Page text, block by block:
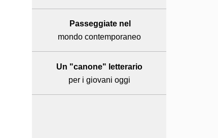
Passeggiate nel
mondo contemporaneo
Un "canone" letterario
per i giovani oggi